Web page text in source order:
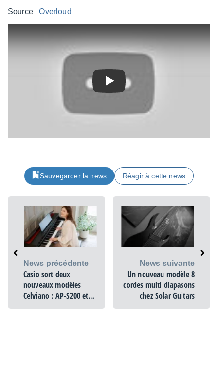
Source :Over­loud
Play
Sauvegarder la news Réagir à cette news
News précédente
Casio sort deux
nouveaux modèles
Celviano : AP-S200 et
AP-300
News suivante
Un nouveau modèle 8
cordes multi diapasons
chez Solar Guitars